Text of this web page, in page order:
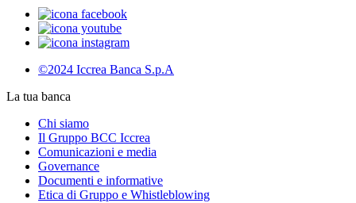
©2024 Iccrea Banca S.p.A
La tua banca
Chi siamo
Il Gruppo BCC Iccrea
Comunicazioni e media
Governance
Documenti e informative
Etica di Gruppo e Whistleblowing